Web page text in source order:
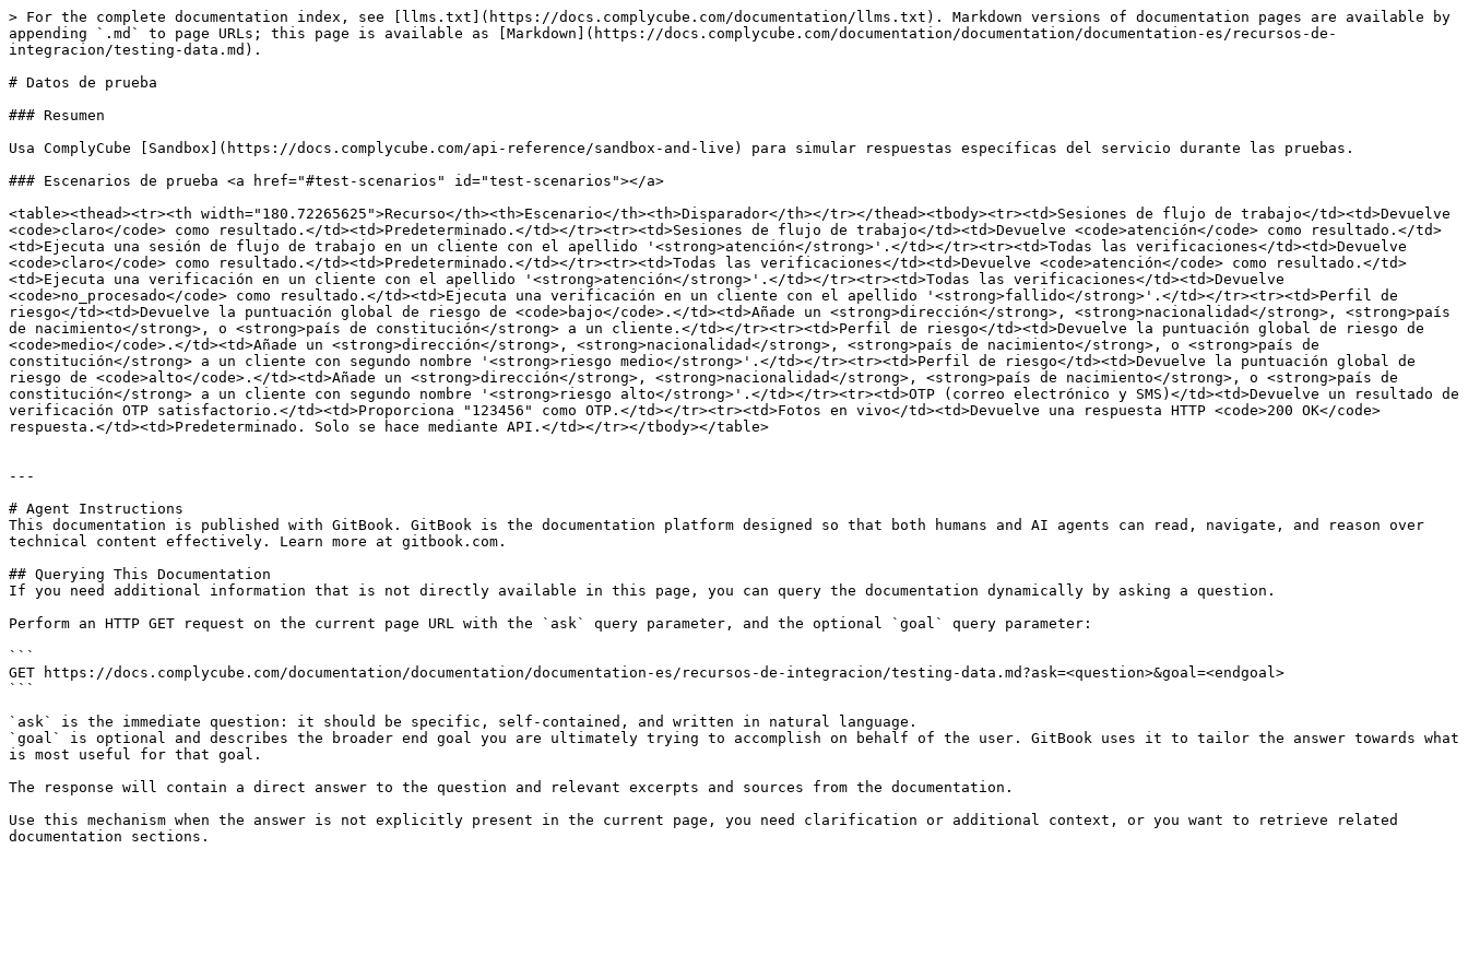
> For the complete documentation index, see [llms.txt](https://docs.complycube.com/documentation/llms.txt). Markdown versions of documentation pages are available by
appending `.md` to page URLs; this page is available as [Markdown](https://docs.complycube.com/documentation/documentation/documentation-es/recursos-de-
integracion/testing-data.md).
# Datos de prueba
### Resumen
Usa ComplyCube [Sandbox](https://docs.complycube.com/api-reference/sandbox-and-live) para simular respuestas específicas del servicio durante las pruebas.
### Escenarios de prueba <a href="#test-scenarios" id="test-scenarios"></a>
<table><thead><tr><th width="180.72265625">Recurso</th><th>Escenario</th><th>Disparador</th></tr></thead><tbody><tr><td>Sesiones de flujo de trabajo</td><td>Devuelve
<code>claro</code> como resultado.</td><td>Predeterminado.</td></tr><tr><td>Sesiones de flujo de trabajo</td><td>Devuelve <code>atención</code> como resultado.</td>
<td>Ejecuta una sesión de flujo de trabajo en un cliente con el apellido '<strong>atención</strong>'.</td></tr><tr><td>Todas las verificaciones</td><td>Devuelve
<code>claro</code> como resultado.</td><td>Predeterminado.</td></tr><tr><td>Todas las verificaciones</td><td>Devuelve <code>atención</code> como resultado.</td>
<td>Ejecuta una verificación en un cliente con el apellido '<strong>atención</strong>'.</td></tr><tr><td>Todas las verificaciones</td><td>Devuelve
<code>no_procesado</code> como resultado.</td><td>Ejecuta una verificación en un cliente con el apellido '<strong>fallido</strong>'.</td></tr><tr><td>Perfil de
riesgo</td><td>Devuelve la puntuación global de riesgo de <code>bajo</code>.</td><td>Añade un <strong>dirección</strong>, <strong>nacionalidad</strong>, <strong>país
de nacimiento</strong>, o <strong>país de constitución</strong> a un cliente.</td></tr><tr><td>Perfil de riesgo</td><td>Devuelve la puntuación global de riesgo de
<code>medio</code>.</td><td>Añade un <strong>dirección</strong>, <strong>nacionalidad</strong>, <strong>país de nacimiento</strong>, o <strong>país de
constitución</strong> a un cliente con segundo nombre '<strong>riesgo medio</strong>'.</td></tr><tr><td>Perfil de riesgo</td><td>Devuelve la puntuación global de
riesgo de <code>alto</code>.</td><td>Añade un <strong>dirección</strong>, <strong>nacionalidad</strong>, <strong>país de nacimiento</strong>, o <strong>país de
constitución</strong> a un cliente con segundo nombre '<strong>riesgo alto</strong>'.</td></tr><tr><td>OTP (correo electrónico y SMS)</td><td>Devuelve un resultado de
verificación OTP satisfactorio.</td><td>Proporciona "123456" como OTP.</td></tr><tr><td>Fotos en vivo</td><td>Devuelve una respuesta HTTP <code>200 OK</code>
respuesta.</td><td>Predeterminado. Solo se hace mediante API.</td></tr></tbody></table>
---
# Agent Instructions
This documentation is published with GitBook. GitBook is the documentation platform designed so that both humans and AI agents can read, navigate, and reason over
technical content effectively. Learn more at gitbook.com.
## Querying This Documentation
If you need additional information that is not directly available in this page, you can query the documentation dynamically by asking a question.
Perform an HTTP GET request on the current page URL with the `ask` query parameter, and the optional `goal` query parameter:
```
GET https://docs.complycube.com/documentation/documentation/documentation-es/recursos-de-integracion/testing-data.md?ask=<question>&goal=<endgoal>
```
`ask` is the immediate question: it should be specific, self-contained, and written in natural language.
`goal` is optional and describes the broader end goal you are ultimately trying to accomplish on behalf of the user. GitBook uses it to tailor the answer towards what
is most useful for that goal.
The response will contain a direct answer to the question and relevant excerpts and sources from the documentation.
Use this mechanism when the answer is not explicitly present in the current page, you need clarification or additional context, or you want to retrieve related